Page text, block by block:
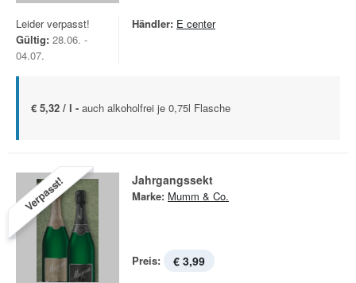
Leider verpasst!
Gültig: 28.06. -
04.07.
Händler: E center
€ 5,32 / l - auch alkoholfrei je 0,75l Flasche
Verpasst! Jahrgangssekt
Marke: Mumm & Co.
Preis: € 3,99